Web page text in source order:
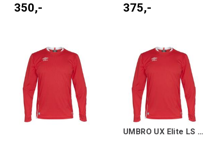
350,- 375,-
UMBRO UX Elite LS Jsy j Rød/Hvit 140